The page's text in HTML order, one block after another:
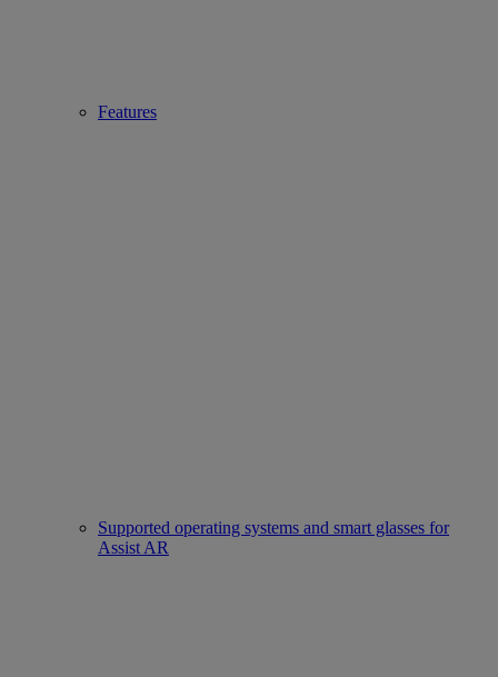
Features
Supported operating systems and smart glasses for
Assist AR